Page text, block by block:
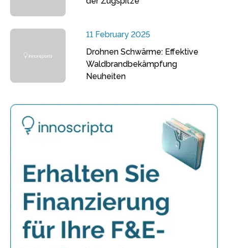
11 February 2025
Drohnen Schwärme: Effektive
Waldbrandbekämpfung
Neuheiten